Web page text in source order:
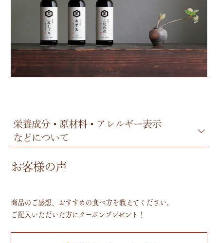
栄養成分・原材料・アレルギー表示
などについて
お客様の声
商品のご感想、おすすめの食べ方を教えてください。
ご記入いただいた方にクーポンプレゼント！